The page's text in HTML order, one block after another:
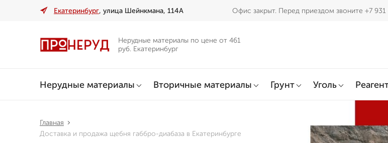
Екатеринбург, улица Шейнкмана, 114А Офис закрыт. Перед приездом звоните +7 931
Нерудные материалы по цене от 461
руб. Екатеринбург
Нерудные материалы Вторичные материалы Грунт Уголь
Главная
Доставка и продажа щебня габбро-диабаза в Екатеринбурге